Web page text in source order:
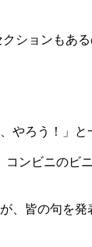
ションもある
やろう！」と
ンビニのビ
、皆の句を